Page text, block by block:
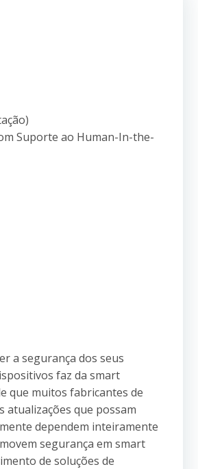
Suporte ao Human-In-the-
a segurança dos seus
faz da smart
que muitos fabricantes de
atualizações que possam
dependem inteiramente
segurança em smart
de soluções de